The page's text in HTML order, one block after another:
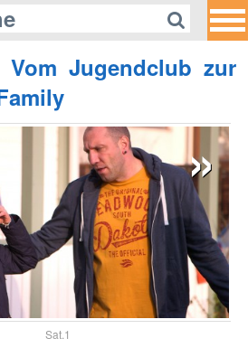
Vom Jugendclub zur
»
Sat.1